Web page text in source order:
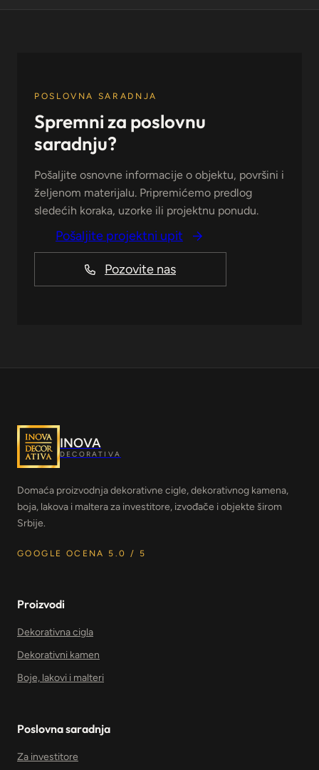
POSLOVNA SARADNJA
Spremni za poslovnu
saradnju?
Pošaljite osnovne informacije o objektu, površini i
željenom materijalu. Pripremićemo predlog
sledećih koraka, uzorke ili projektnu ponudu.
Pošaljite projektni upit
Pozovite nas
INOVA
DECORATIVA
Domaća proizvodnja dekorativne cigle, dekorativnog kamena,
boja, lakova i maltera za investitore, izvođače i objekte širom
Srbije.
GOOGLE OCENA 5.0 / 5
Proizvodi
Dekorativna cigla
Dekorativni kamen
Boje, lakovi i malteri
Poslovna saradnja
Za investitore